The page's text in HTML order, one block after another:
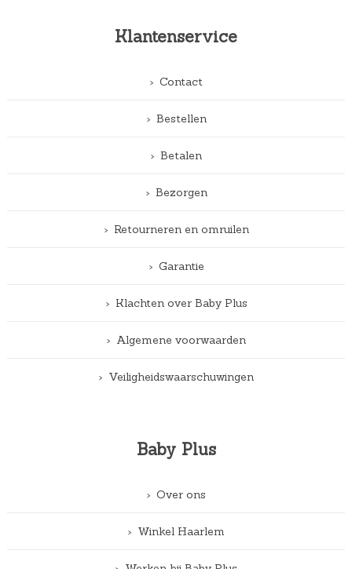
Klantenservice
Contact
Bestellen
Betalen
Bezorgen
Retourneren en omruilen
Garantie
Klachten over Baby Plus
Algemene voorwaarden
Veiligheidswaarschuwingen
Baby Plus
Over ons
Winkel Haarlem